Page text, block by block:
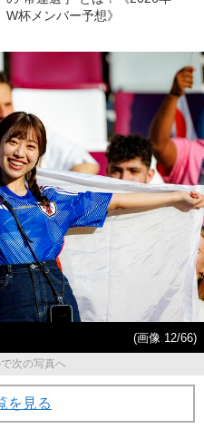
W杯メンバー予想》
(画像 12/66)
次の写真へ
を見る